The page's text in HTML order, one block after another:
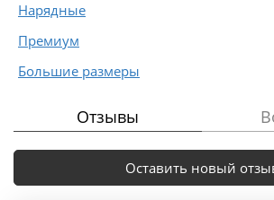
Нарядные
Премиум
Большие размеры
Отзывы
Оставить новый